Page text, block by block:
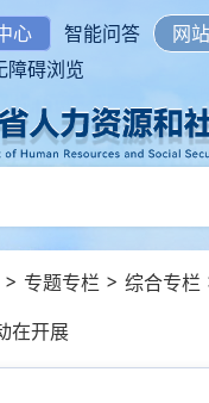
心 智能问答
网
障碍浏览
> 专题专栏 > 综合专栏
在开展